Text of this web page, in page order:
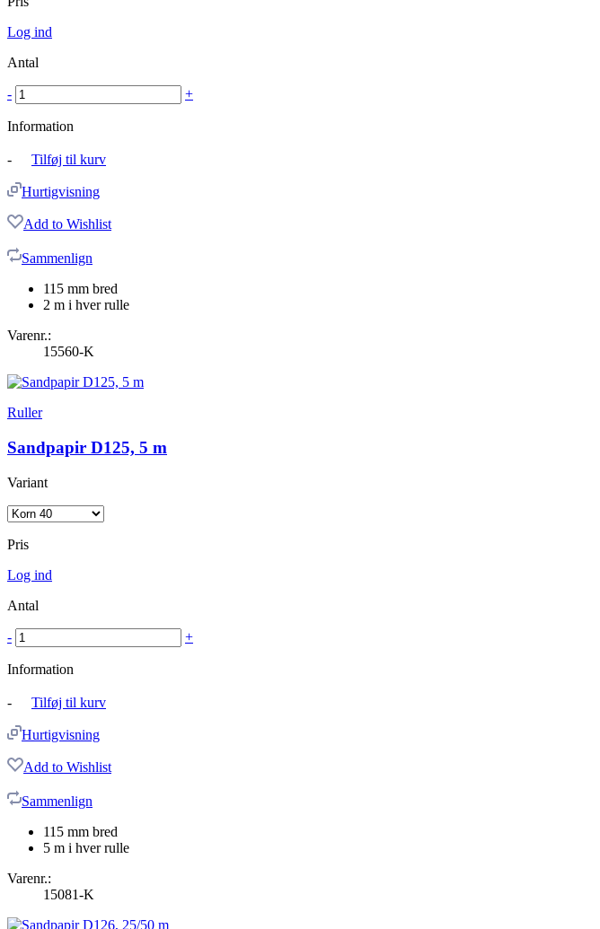
Log ind
Antal
- +
Information
- Tilføj til kurv
Hurtigvisning
Add to Wishlist
Sammenlign
115 mm bred
2 m i hver rulle
Varenr.:
15560-K
Ruller
Sandpapir D125, 5 m
Variant
Pris
Log ind
Antal
- +
Information
- Tilføj til kurv
Hurtigvisning
Add to Wishlist
Sammenlign
115 mm bred
5 m i hver rulle
Varenr.:
15081-K